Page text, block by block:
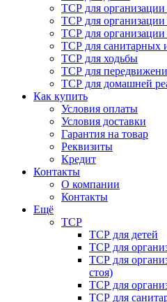
ТСР для
ТСР для организации
ТСР для
ТСР для санитарных
ТСР для ходьбы
ТСР для
ТСР для домашней
Как купить
Условия оплаты
Условия доставки
Гарантия на товар
Реквизиты
Кредит
Контакты
О компании
Контакты
Ещё
ТСР
ТСР для детей
ТСР для
ТСР для
стоя)
ТСР для
ТСР для